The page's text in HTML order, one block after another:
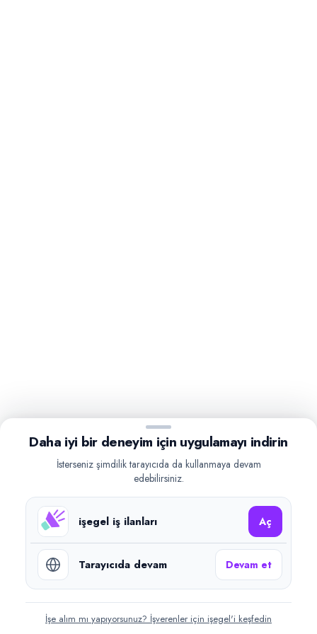
Daha iyi bir deneyim için uygulamayı indirin
İsterseniz şimdilik tarayıcıda da kullanmaya devam
edebilirsiniz.
işegel iş ilanları Aç
Tarayıcıda devam Devam et
İşe alım mı yapıyorsunuz? İşverenler için işegel'i keşfedin